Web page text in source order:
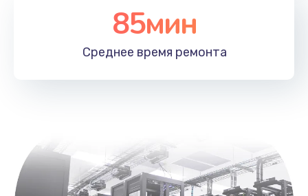
Замена лотка SIM
Заказать
Восстановление данных
85мин
Среднее время ремонта